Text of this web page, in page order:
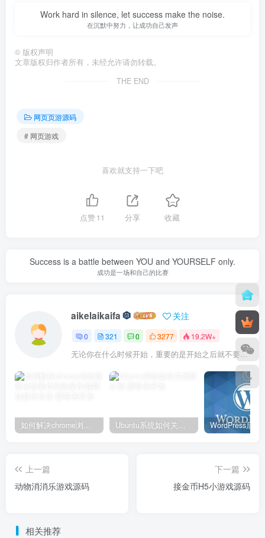
Work hard in silence, let success make the noise.
在沉默中努力，让成功自己发声
© 版权声明
文章版权归作者所有，未经允许请勿转载。
THE END
网页页游源码
# 网页游戏
喜欢就支持一下吧
点赞11 分享 收藏
Success is a battle between YOU and YOURSELF only.
成功是一场和自己的比赛
aikelaikaifa 关注
0 321 0 3277 19.2W+
无论你在什么时候开始，重要的是开始之后就不要停止
如何解决chrome浏览器显示您要访问的是诈骗网站解决办法 Ubuntu系统如何关闭防火墙
上一篇
动物消消乐游戏源码
下一篇
接金币H5小游戏源码
相关推荐